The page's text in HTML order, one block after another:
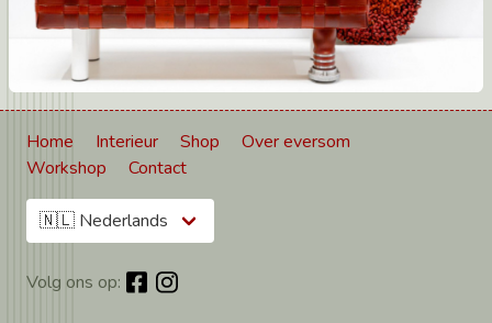
Home Interieur Shop
Over eversom
Workshop
Contact
Kies taal
Volg ons op: